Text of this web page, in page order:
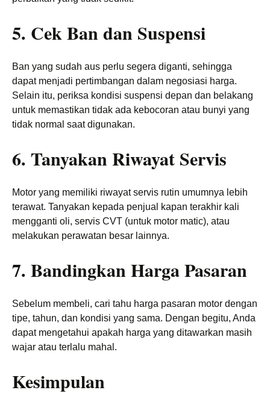
5. Cek Ban dan Suspensi
Ban yang sudah aus perlu segera diganti, sehingga
dapat menjadi pertimbangan dalam negosiasi harga.
Selain itu, periksa kondisi suspensi depan dan belakang
untuk memastikan tidak ada kebocoran atau bunyi yang
tidak normal saat digunakan.
6. Tanyakan Riwayat Servis
Motor yang memiliki riwayat servis rutin umumnya lebih
terawat. Tanyakan kepada penjual kapan terakhir kali
mengganti oli, servis CVT (untuk motor matic), atau
melakukan perawatan besar lainnya.
7. Bandingkan Harga Pasaran
Sebelum membeli, cari tahu harga pasaran motor dengan
tipe, tahun, dan kondisi yang sama. Dengan begitu, Anda
dapat mengetahui apakah harga yang ditawarkan masih
wajar atau terlalu mahal.
Kesimpulan